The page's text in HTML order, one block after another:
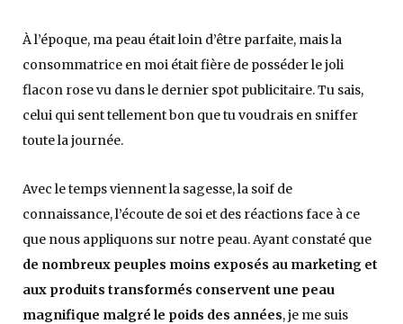
À l’époque, ma peau était loin d’être parfaite, mais la
consommatrice en moi était fière de posséder le joli
flacon rose vu dans le dernier spot publicitaire. Tu sais,
celui qui sent tellement bon que tu voudrais en sniffer
toute la journée.
Avec le temps viennent la sagesse, la soif de
connaissance, l’écoute de soi et des réactions face à ce
que nous appliquons sur notre peau. Ayant constaté que
de nombreux peuples moins exposés au marketing et
aux produits transformés conservent une peau
magnifique malgré le poids des années, je me suis